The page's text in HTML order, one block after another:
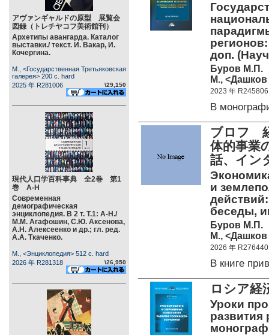
アヴァンギャルドの原型 展覧会
図録（トレチヤコフ美術館刊）
Архетипы авангарда. Каталог
выставки./ текст. И. Вакар, И.
Кочергина.
М., <Государственная Третьяковская
галерея> 200 c. hard
2025 年 R281006
\29,150
現代人口学百科事典 全2巻 第1
巻 А-Н
Современная
демографическая
энциклопедия. В 2 т. Т.1: А-Н./
М.М. Агафошин, С.Ю. Аксенова,
А.Н. Алексеенко и др.; гл. ред.
А.А. Ткаченко.
М., <Энциклопедия> 512 c. hard
2026 年 R281318
\26,950
доп.
Буров М.П.
М., <Дашков
2023 年 R245806
В
ブロフ
体的事業
話、イン
и
беседы,
Буров М.П.
М., <Дашков
2026 年 R276440
В книге
ロシア経
Уроки
развития